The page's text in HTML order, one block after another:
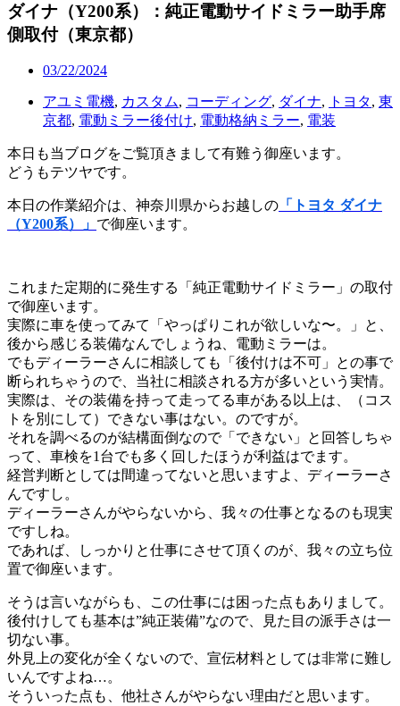
ダイナ（Y200系）：純正電動サイドミラー助手席
側取付（東京都）
03/22/2024
アユミ電機, カスタム, コーディング, ダイナ, トヨタ, 東
京都, 電動ミラー後付け, 電動格納ミラー, 電装
本日も当ブログをご覧頂きまして有難う御座います。
どうもテツヤです。
本日の作業紹介は、神奈川県からお越しの 「トヨタ ダイナ
（Y200系）」 で御座います。
これまた定期的に発生する「純正電動サイドミラー」の取付
で御座います。
実際に車を使ってみて「やっぱりこれが欲しいな〜。」と、
後から感じる装備なんでしょうね、電動ミラーは。
でもディーラーさんに相談しても「後付けは不可」との事で
断られちゃうので、当社に相談される方が多いという実情。
実際は、その装備を持って走ってる車がある以上は、（コス
トを別にして）できない事はない。のですが。
それを調べるのが結構面倒なので「できない」と回答しちゃ
って、車検を1台でも多く回したほうが利益はでます。
経営判断としては間違ってないと思いますよ、ディーラーさ
んですし。
ディーラーさんがやらないから、我々の仕事となるのも現実
ですしね。
であれば、しっかりと仕事にさせて頂くのが、我々の立ち位
置で御座います。
そうは言いながらも、この仕事には困った点もありまして。
後付けしても基本は”純正装備”なので、見た目の派手さは一
切ない事。
外見上の変化が全くないので、宣伝材料としては非常に難し
いんですよね…。
そういった点も、他社さんがやらない理由だと思います。